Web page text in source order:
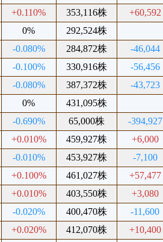
+0.110% 353,116株
+60,592
0% 292,524株
-0.080% 284,872株 -46,044
-0.100% 330,916株
-56,456
-0.080% 387,372株
-43,723
0% 431,095株
-0.690% 65,000株 -394,927
+0.010% 459,927株
+6,000
-0.010% 453,927株
-7,100
+0.100% 461,027株
+57,477
+0.010% 403,550株
+3,080
-0.020% 400,470株
-11,600
+0.020% 412,070株
+10,400